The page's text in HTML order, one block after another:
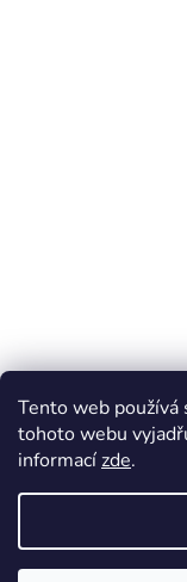
Tento web používá
tohoto webu
informacízde.